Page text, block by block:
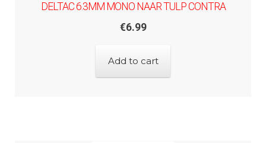
DELTAC 6.3MM MONO NAAR TULP CONTRA
€6.99
Add to cart